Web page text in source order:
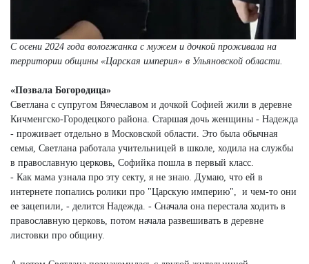
С осени 2024 года вологжанка с мужем и дочкой проживала на
территории общины «Царская империя» в Ульяновской области.
«Позвала Богородица»
Светлана с супругом Вячеславом и дочкой Софией жили в деревне
Кичменгско-Городецкого района. Старшая дочь женщины - Надежда
- проживает отдельно в Московской области. Это была обычная
семья, Светлана работала учительницей в школе, ходила на службы
в православную церковь, Софийка пошла в первый класс.
- Как мама узнала про эту секту, я не знаю. Думаю, что ей в
интернете попались ролики про "Царскую империю", и чем-то они
ее зацепили, - делится Надежда. - Сначала она перестала ходить в
православную церковь, потом начала развешивать в деревне
листовки про общину.